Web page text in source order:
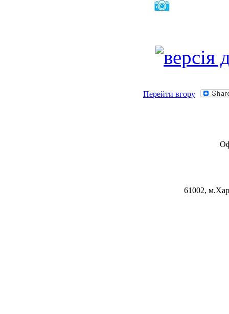
Перейти вгору
61002,